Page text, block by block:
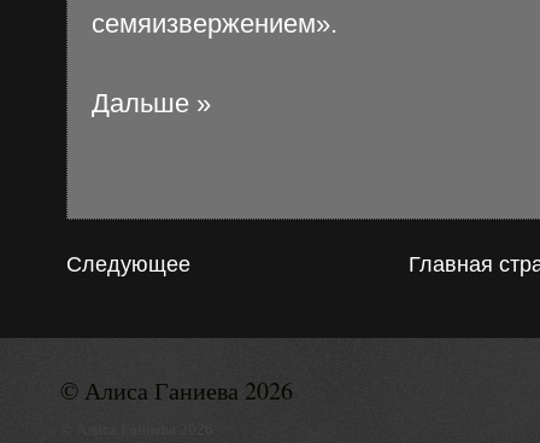
семяизвержением».
Дальше »
Следующее Главная
© Алиса Ганиева 2026